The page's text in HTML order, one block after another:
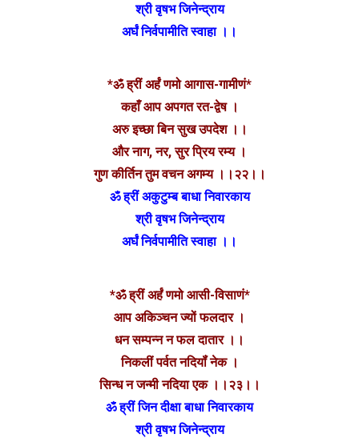
श्री वृषभ जिनेन्द्राय
अर्घं निर्वपामीति स्वाहा ।।
*ॐ ह्रीं अर्हं णमो आगास-गामीणं*
कहाँ आप अपगत रत-द्वेष ।
अरु इच्छा बिन सुख उपदेश ।।
और नाग, नर, सुर प्रिय रम्य ।
गुण कीर्तिन तुम वचन अगम्य ।।२२।।
ॐ ह्रीं अकुटुम्ब बाधा निवारकाय
श्री वृषभ जिनेन्द्राय
अर्घं निर्वपामीति स्वाहा ।।
*ॐ ह्रीं अर्हं णमो आसी-विसाणं*
आप अकिञ्चन ज्यों फलदार‌ ।
धन सम्पन्न न फल दातार ।।
निकलीं पर्वत नदियॉं नेक ।
सिन्ध न जन्मी नदिया एक ।।२३।।
ॐ ह्रीं जिन दीक्षा बाधा निवारकाय
श्री वृषभ जिनेन्द्राय